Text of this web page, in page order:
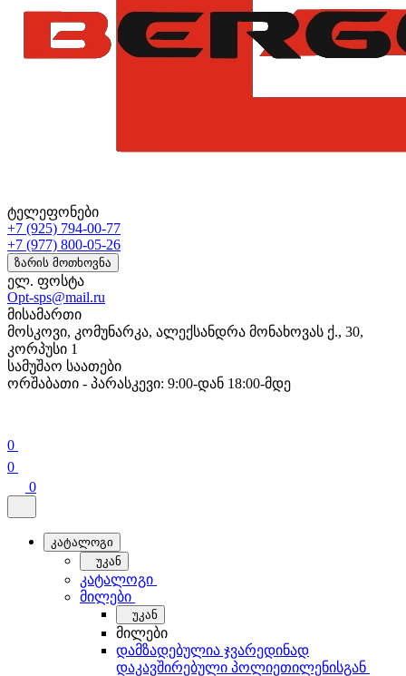
ტელეფონები
+7 (925) 794-00-77
+7 (977) 800-05-26
ზარის მოთხოვნა
ელ. ფოსტა
Opt-sps@mail.ru
მისამართი
მოსკოვი, კომუნარკა, ალექსანდრა მონახოვას ქ., 30,
კორპუსი 1
სამუშაო საათები
ორშაბათი - პარასკევი: 9:00-დან 18:00-მდე
0
0
0
კატალოგი
უკან
კატალოგი
მილები
უკან
მილები
დამზადებულია ჯვარედინად
დაკავშირებული პოლიეთილენისგან